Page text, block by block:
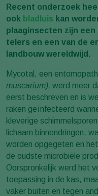
Recent onderzoek
ook bladluis kan
plaaginsecten zijn
telers en een van de
landbouw wereldwijd.
Mycotal, een
muscarium), werd meer
eerst beschreven en is
raken geïnfecteerd
kleverige
lichaam binnendringen,
worden opgegeten en
de oudste microbiële
Oorspronkelijk werd het
toepassing in de kas,
vaker buiten en tegen